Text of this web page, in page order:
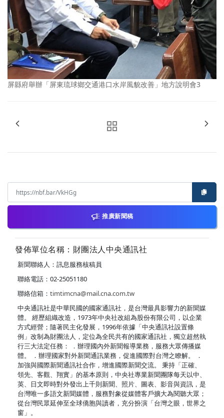
屏縣府舉辦「屏東琉球鄉交通港口水岸風貌改善」地方說明會3
推廣新聞稿
發佈單位名稱：財團法人中央通訊社
新聞聯絡人：訊息服務核稿員
聯絡電話：02-25051180
聯絡信箱： timtimcna@mail.cna.com.tw
中央通訊社是中華民國的國家通訊社，是台灣最具影響力的新聞媒
體。 經歷組織改造，1973年中央社改組為股份有限公司，以企業
方式經營；隨著民主化發展，1996年依據「中央通訊社設置條
例」改制為財團法人，定位為全民共有的國家通訊社，獨立超然執
行三大法定任務： ．辦理國內外新聞報導業務，服務大眾傳播媒
體。 ．辦理國家對外新聞通訊業務，促進國際對台灣之瞭解。 ．
加強與國際新聞通訊社合作，增進國際新聞交流。 秉持「正確、
領先、客觀、翔實」的基本原則，中央社專業新聞團隊每天以中、
英、日文即時對外發出上千則新聞、照片、圖表、影音與資訊，是
台灣唯一多語文新聞媒體，服務對象從媒體客戶擴大為閱聽大眾；
從台灣民眾延伸至全球僑胞與讀者，充分扮演「台灣之眼，世界之
窗」。